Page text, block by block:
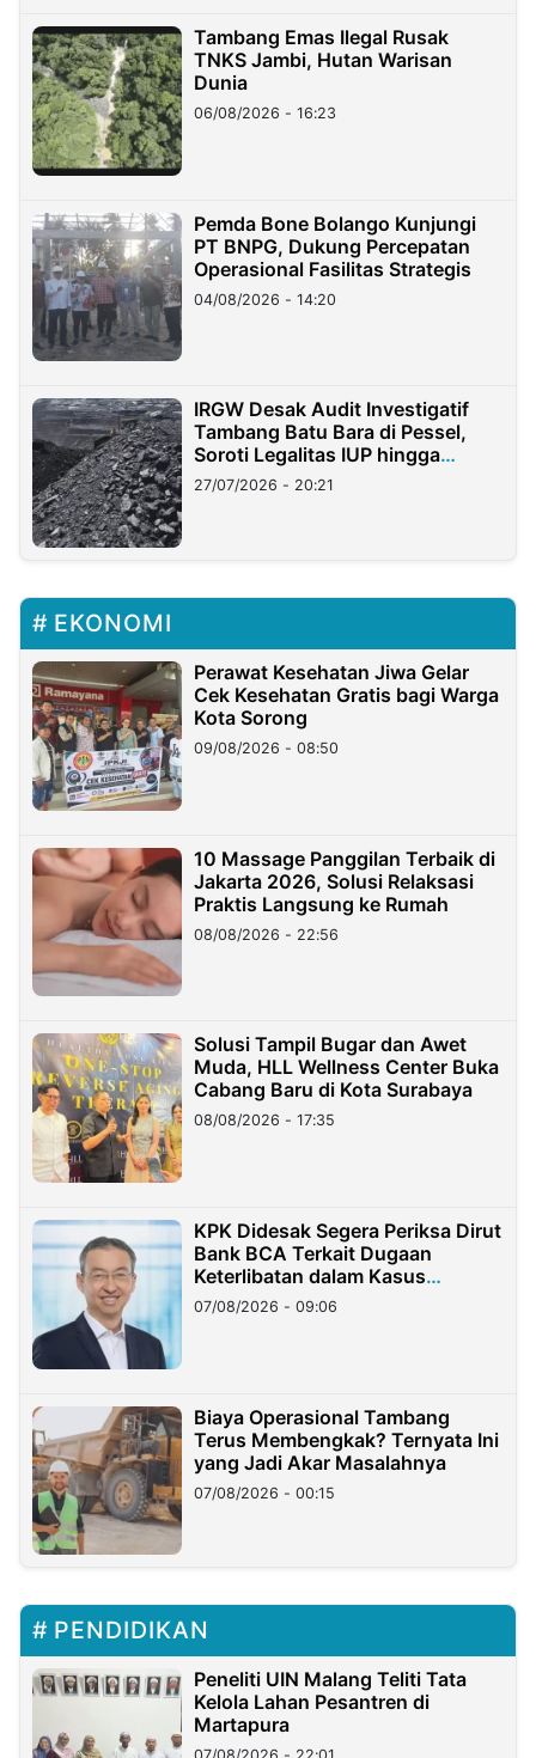
Tambang Emas Ilegal Rusak
TNKS Jambi, Hutan Warisan
Dunia
06/08/2026 - 16:23
Pemda Bone Bolango Kunjungi
PT BNPG, Dukung Percepatan
Operasional Fasilitas Strategis
04/08/2026 - 14:20
IRGW Desak Audit Investigatif
Tambang Batu Bara di Pessel,
Soroti Legalitas IUP hingga
Stockpile
27/07/2026 - 20:21
EKONOMI
Perawat Kesehatan Jiwa Gelar
Cek Kesehatan Gratis bagi Warga
Kota Sorong
09/08/2026 - 08:50
10 Massage Panggilan Terbaik di
Jakarta 2026, Solusi Relaksasi
Praktis Langsung ke Rumah
08/08/2026 - 22:56
Solusi Tampil Bugar dan Awet
Muda, HLL Wellness Center Buka
Cabang Baru di Kota Surabaya
08/08/2026 - 17:35
KPK Didesak Segera Periksa Dirut
Bank BCA Terkait Dugaan
Keterlibatan dalam Kasus
Hilangnya Dana Nasabah Rp2,58
Miliar
07/08/2026 - 09:06
Biaya Operasional Tambang
Terus Membengkak? Ternyata Ini
yang Jadi Akar Masalahnya
07/08/2026 - 00:15
PENDIDIKAN
Peneliti UIN Malang Teliti Tata
Kelola Lahan Pesantren di
Martapura